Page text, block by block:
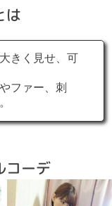
は
きく見せ、可
ファー、刺
コーデ